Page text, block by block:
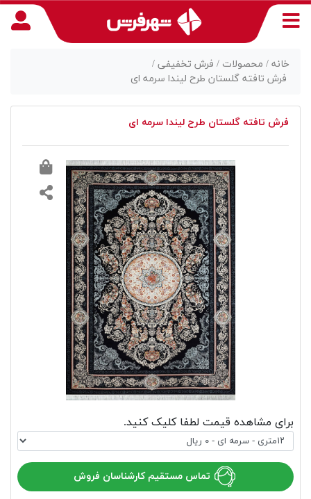
خانه / محصولات / فرش تخفیفی /
فرش تافته گلستان طرح لیندا سرمه ای
فرش تافته گلستان طرح لیندا سرمه ای
برای مشاهده قیمت لطفا کلیک کنید.
تماس مستقیم کارشناسان فروش